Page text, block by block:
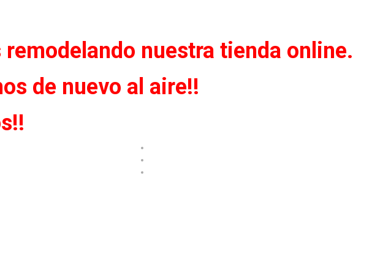
nuestra tienda online.
de nuevo al aire!!